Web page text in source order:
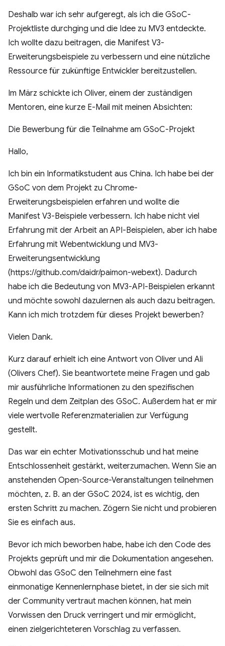
Deshalb war ich sehr aufgeregt, als ich die GSoC-
Projektliste durchging und die Idee zu MV3 entdeckte.
Ich wollte dazu beitragen, die Manifest V3-
Erweiterungsbeispiele zu verbessern und eine nützliche
Ressource für zukünftige Entwickler bereitzustellen.
Im März schickte ich Oliver, einem der zuständigen
Mentoren, eine kurze E-Mail mit meinen Absichten:
Die Bewerbung für die Teilnahme am GSoC-Projekt
Hallo,
Ich bin ein Informatikstudent aus China. Ich habe bei der
GSoC von dem Projekt zu Chrome-
Erweiterungsbeispielen erfahren und wollte die
Manifest V3-Beispiele verbessern. Ich habe nicht viel
Erfahrung mit der Arbeit an API-Beispielen, aber ich habe
Erfahrung mit Webentwicklung und MV3-
Erweiterungsentwicklung
(https://github.com/daidr/paimon-webext). Dadurch
habe ich die Bedeutung von MV3-API-Beispielen erkannt
und möchte sowohl dazulernen als auch dazu beitragen.
Kann ich mich trotzdem für dieses Projekt bewerben?
Vielen Dank.
Kurz darauf erhielt ich eine Antwort von Oliver und Ali
(Olivers Chef). Sie beantwortete meine Fragen und gab
mir ausführliche Informationen zu den spezifischen
Regeln und dem Zeitplan des GSoC. Außerdem hat er mir
viele wertvolle Referenzmaterialien zur Verfügung
gestellt.
Das war ein echter Motivationsschub und hat meine
Entschlossenheit gestärkt, weiterzumachen. Wenn Sie an
anstehenden Open-Source-Veranstaltungen teilnehmen
möchten, z. B. an der GSoC 2024, ist es wichtig, den
ersten Schritt zu machen. Zögern Sie nicht und probieren
Sie es einfach aus.
Bevor ich mich beworben habe, habe ich den Code des
Projekts geprüft und mir die Dokumentation angesehen.
Obwohl das GSoC den Teilnehmern eine fast
einmonatige Kennenlernphase bietet, in der sie sich mit
der Community vertraut machen können, hat mein
Vorwissen den Druck verringert und mir ermöglicht,
einen zielgerichteteren Vorschlag zu verfassen.